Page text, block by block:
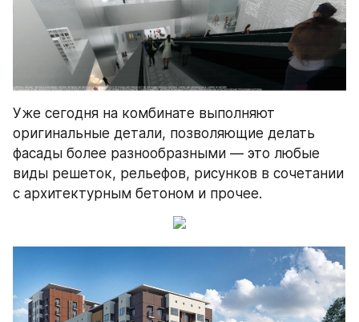
Уже сегодня на комбинате выполняют
оригинальные детали, позволяющие делать
фасады более разнообразными — это любые
виды решеток, рельефов, рисунков в сочетании
с архитектурным бетоном и прочее.